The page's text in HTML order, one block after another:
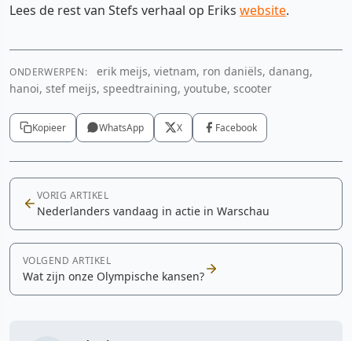
YouTube video
Cookie-instellingen aanpassen
Lees de rest van Stefs verhaal op Eriks website.
ONDERWERPEN:
erik meijs, vietnam, ron daniëls, danang,
hanoi, stef meijs, speedtraining, youtube, scooter
Kopieer WhatsApp X Facebook
VORIG ARTIKEL
Nederlanders vandaag in actie in Warschau
VOLGEND ARTIKEL
Wat zijn onze Olympische kansen?